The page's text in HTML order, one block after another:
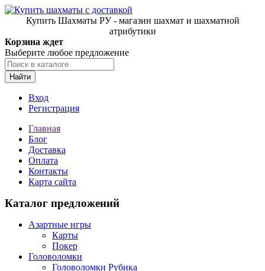
Купить Шахматы РУ - магазин шахмат и шахматной
атрибутики
Корзина ждет
Выберите любое предложение
Найти
Вход
Регистрация
Главная
Блог
Доставка
Оплата
Контакты
Карта сайта
Каталог предложений
Азартные игры
Карты
Покер
Головоломки
Головоломки Рубика